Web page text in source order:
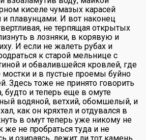
киселе чумазых карасей
плавунцами. И вот наконец
не терпящая открытых
в лозняки, в корявую и
И если не жалеть рубах и
к старой мельнице с
и обвалившейся кровлей, где
и в пустые проемы буйно
Здесь тоже не принято говорить
будто и теперь еще в омуте
водяной, ветхий, обомшелый, и
как он кряхтел и отдувался в
в омут теперь уже никому не
не пробраться туда и не